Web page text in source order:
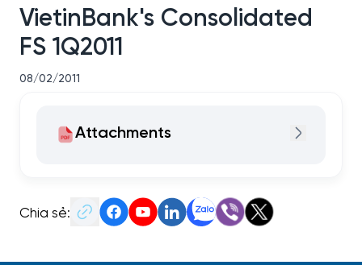
VietinBank's Consolidated
FS 1Q2011
08/02/2011
Attachments
Chia sẻ: